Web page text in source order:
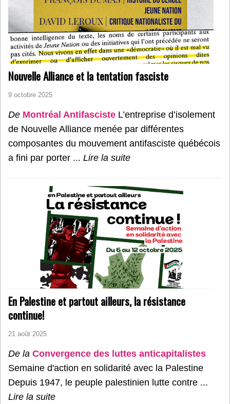
Nouvelle Alliance et la tentation fasciste
9 octobre 2025
De Montréal Antifasciste L’entreprise d’isolement
de Nouvelle Alliance menée par différentes
composantes du mouvement antifasciste québécois
a fini par porter ... Lire la suite
En Palestine et partout ailleurs, la résistance
continue!
21 août 2025
De la Convergence des luttes anticapitalistes
Semaine d'action en solidarité avec la Palestine
Depuis 1947, le peuple palestinien lutte contre ...
Lire la suite